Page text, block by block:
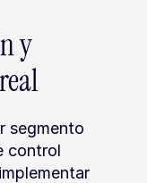
y
segmento
control